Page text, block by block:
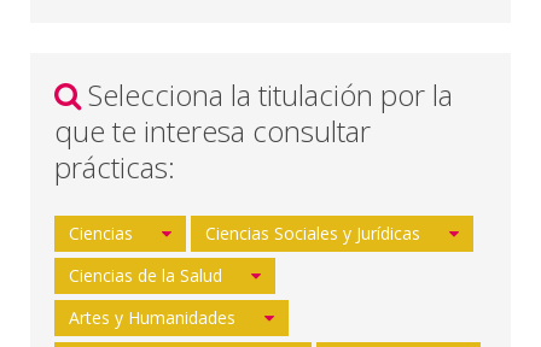
Selecciona la titulación por la
que te interesa consultar
prácticas:
Ciencias
Ciencias Sociales y Jurídicas
Ciencias de la Salud
Artes y Humanidades